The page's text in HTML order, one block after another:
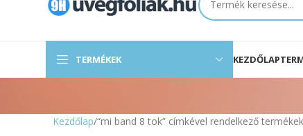
TERMÉKEK KEZDŐLAP
Kezdőlap “mi band 8 tok” címkével rendelkező termékek